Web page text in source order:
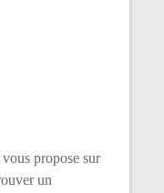
propose sur
un